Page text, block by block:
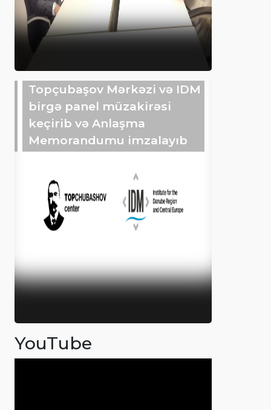
Topçubaşov Mərkəzi və IDM
birgə panel müzakirəsi
keçirib və Anlaşma
Memorandumu imzalayıb
YouTube